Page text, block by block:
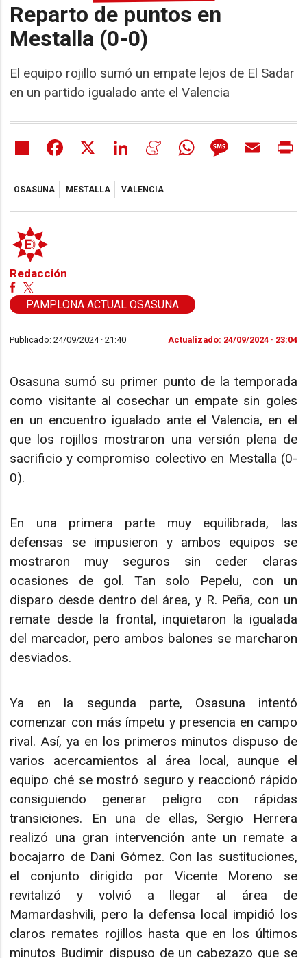
Reparto de puntos en
Mestalla (0-0)
El equipo rojillo sumó un empate lejos de El Sadar
en un partido igualado ante el Valencia
Share Facebook LinkedIn MeneameWhatsAppMessageEmail
OSASUNA MESTALLA VALENCIA
Redacción
PAMPLONA ACTUAL OSASUNA
Publicado: 24/09/2024 ·21:40 Actualizado: 24/09/2024 · 23:04
Osasuna sumó su primer punto de la temporada
como visitante al cosechar un empate sin goles
en un encuentro igualado ante el Valencia, en el
que los rojillos mostraron una versión plena de
sacrificio y compromiso colectivo en Mestalla (0-
0).
En una primera parte muy equilibrada, las
defensas se impusieron y ambos equipos se
mostraron muy seguros sin ceder claras
ocasiones de gol. Tan solo Pepelu, con un
disparo desde dentro del área, y R. Peña, con un
remate desde la frontal, inquietaron la igualada
del marcador, pero ambos balones se marcharon
desviados.
Ya en la segunda parte, Osasuna intentó
comenzar con más ímpetu y presencia en campo
rival. Así, ya en los primeros minutos dispuso de
varios acercamientos al área local, aunque el
equipo ché se mostró seguro y reaccionó rápido
consiguiendo generar peligro con rápidas
transiciones. En una de ellas, Sergio Herrera
realizó una gran intervención ante un remate a
bocajarro de Dani Gómez. Con las sustituciones,
el conjunto dirigido por Vicente Moreno se
revitalizó y volvió a llegar al área de
Mamardashvili, pero la defensa local impidió los
claros remates rojillos hasta que en los últimos
minutos Budimir dispuso de un cabezazo que se